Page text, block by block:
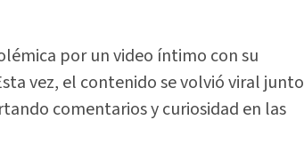
por un video íntimo con su
vez, el contenido se volvió viral junto
comentarios y curiosidad en las